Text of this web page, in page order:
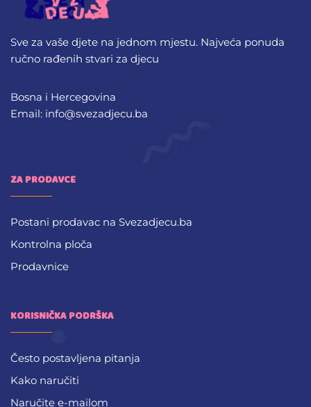
Sve za vaše djete na jednom mjestu. Najveća ponuda
ručno rađenih stvari za djecu
Bosna i Hercegovina
Email: info@svezadjecu.ba
ZA PRODAVCE
Postani prodavac na Svezadjecu.ba
Kontrolna ploča
Prodavnice
KORISNIČKA PODRŠKA
Često postavljena pitanja
Kako naručiti
Naručite e-mailom